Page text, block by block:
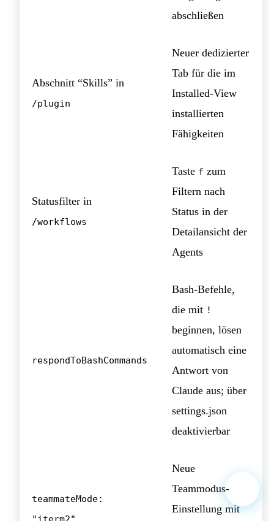
abschließen
Abschnitt “Skills” in
/plugin
Neuer dedizierter
Tab für die im
Installed-View
installierten
Fähigkeiten
Statusfilter in
/workflows
Taste f zum
Filtern nach
Status in der
Detailansicht der
Agents
respondToBashCommands
Bash-Befehle,
die mit !
beginnen, lösen
automatisch eine
Antwort von
Claude aus; über
settings.json
deaktivierbar
teammateMode:
"iterm2"
Neue
Teammodus-
Einstellung mit